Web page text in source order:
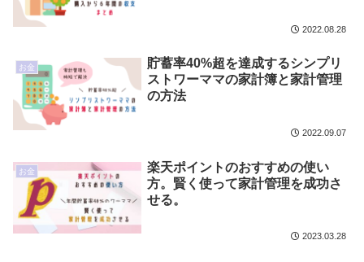
2022.08.28
お金
貯蓄率40%超を達成するシンプリ
ストワーママの家計簿と家計管理
の方法
2022.09.07
お金
楽天ポイントのおすすめの使い
方。賢く使って家計管理を成功さ
せる。
2023.03.28